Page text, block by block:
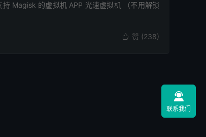
Magisk 的虚拟机 APP 光速虚拟机 （不用解锁
 赞 (238)

联系我们